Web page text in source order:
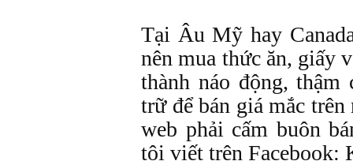
Tại Âu Mỹ hay
nên mua thức ăn, giấy
thành náo động,
trữ để bán giá mắc
web phải cấm buôn
tôi viết trên Facebook: